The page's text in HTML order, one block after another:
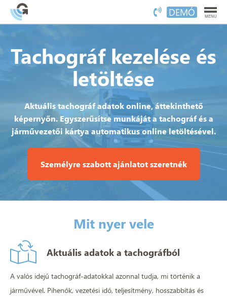
DEMÓ MENU
Tachográf kezelése és
letöltése
Aktuális tachográf adatok online, áttekinthető
képernyőn. Egyszerűsítse munkáját a tachográf és a
járművezetői kártya automatikus online letöltésével.
Személyre szabott ajánlatot szeretnék
Mit nyer vele
Aktuális adatok a tachográfból
A valós idejű tachográf-adatokkal azonnal tudja, mi történik a
járművével. Pihenők, vezetési idő, teljesítmény, hosszabbítás és